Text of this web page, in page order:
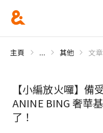
主頁 ... 其他 文章
【小編放火囉】備
ANINE BING 奢華
了！